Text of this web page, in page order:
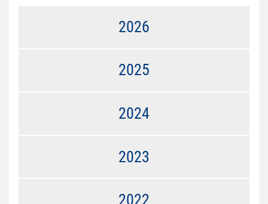
2026
2025
2024
2023
2022